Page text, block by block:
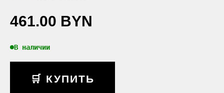
461.00 BYN
В наличии
🛒 КУПИТЬ